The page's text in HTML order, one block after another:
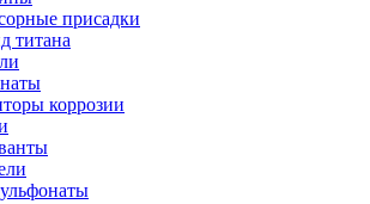
присадки
титана
коррозии